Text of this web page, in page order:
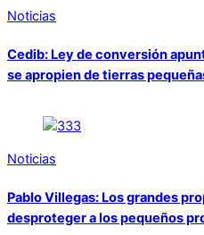
Noticias
Cedib: Ley de conversión
se apropien de tierras
Noticias
Pablo Villegas: Los grandes
desproteger a los pequeños